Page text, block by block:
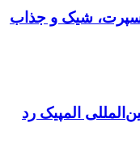
شیک و جذاب
المپیک رد